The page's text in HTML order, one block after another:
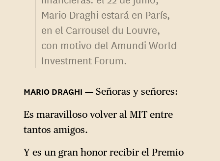
Mario Draghi estará en París,
en el Carrousel du Louvre,
con motivo del Amundi World
Investment Forum.
Señoras y señores:
Es maravilloso volver al MIT entre
tantos amigos.
Y es un gran honor recibir el Premio